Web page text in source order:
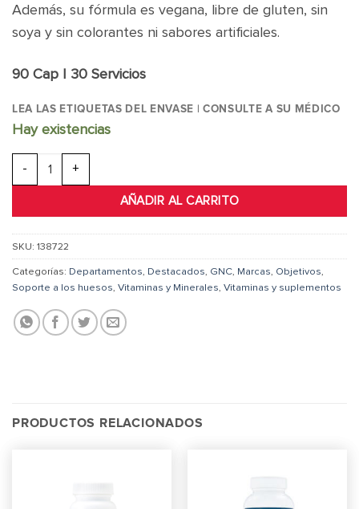
Además, su fórmula es vegana, libre de gluten, sin
soya y sin colorantes ni sabores artificiales.
90 Cap | 30 Servicios
LEA LAS ETIQUETAS DEL ENVASE | CONSULTE A SU MÉDICO
Hay existencias
Super Magnesium 300mg | 90 Cap | 30 Servs cantidad
AÑADIR AL CARRITO
SKU: 138722
Categorías: Departamentos, Destacados, GNC, Marcas, Objetivos,
Soporte a los huesos, Vitaminas y Minerales, Vitaminas y suplementos
PRODUCTOS RELACIONADOS